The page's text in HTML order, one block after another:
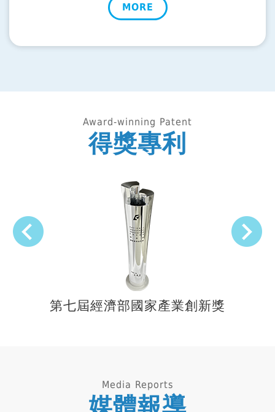
服務，每年創造超過20萬以上瀏覽人次，是
MORE
Award-winning Patent
得獎專利
第七屆經濟部國家產業創新獎
Media Reports
媒體報導